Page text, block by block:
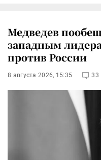
Медведев
западным
против России
8 августа 2026, 15:35 33